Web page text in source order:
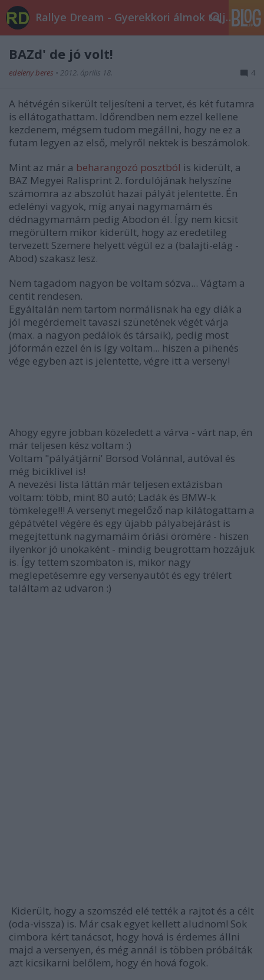
Rallye Dream - Gyerekkori álmok teljesüljetek!
BAZd' de jó volt!
edeleny beres • 2012. április 18. 4
A hétvégén sikerült teljesíteni a tervet, és két futamra
is ellátogathattam. Időrendben nem ezzel kellene
kezdenem, mégsem tudom megállni, hogy ne ez a
futam legyen az első, melyről nektek is beszámolok.
Mint az már a beharangozó posztból is kiderült, a
BAZ Megyei Ralisprint 2. fordulójának helyszíne
számomra az abszolút hazai pályát jelentette. Én
edelényi vagyok, míg anyai nagymamám és
dédnagymamám pedig Abodon él. Így nem kicsit
megörültem mikor kiderült, hogy az eredetileg
tervezett Szemere helyett végül ez a (balajti-elág -
Abod) szakasz lesz.
Nem tagadom nagyon be voltam sózva... Vágtam a
centit rendesen.
Egyáltalán nem tartom normálisnak ha egy diák a
jól megérdemelt tavaszi szünetének végét várja
(max. a nagyon pedálok és társaik), pedig most
jóformán ezzel én is így voltam... hiszen a pihenés
vége egyben azt is jelentette, végre itt a verseny!
Ahogy egyre jobban közeledett a várva - várt nap, én
már teljesen kész voltam :)
Voltam "pályátjárni' Borsod Volánnal, autóval és
még biciklivel is!
A nevezési lista láttán már teljesen extázisban
voltam: több, mint 80 autó; Ladák és BMW-k
tömkelege!!! A versenyt megelőző nap kilátogattam a
gépátvétel végére és egy újabb pályabejárást is
megejtettünk nagymamáim óriási örömére - hiszen
ilyenkor jó unokaként - mindig beugrottam hozzájuk
is. Így tettem szombaton is, mikor nagy
meglepetésemre egy versenyautót és egy trélert
találtam az udvaron :)
Kiderült, hogy a szomszéd elé tették a rajtot és a célt
(oda-vissza) is. Már csak egyet kellett aludnom! Sok
cimbora kért tanácsot, hogy hová is érdemes állni
majd a versenyen, és még annál is többen próbálták
azt kicsikarni belőlem, hogy én hová fogok.